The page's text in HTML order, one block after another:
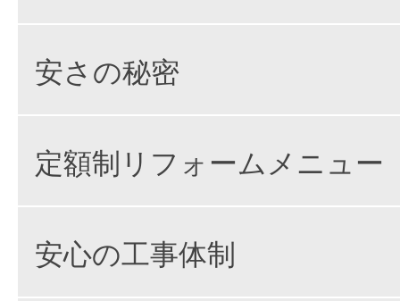
安さの秘密
定額制リフォームメニュー
安心の工事体制